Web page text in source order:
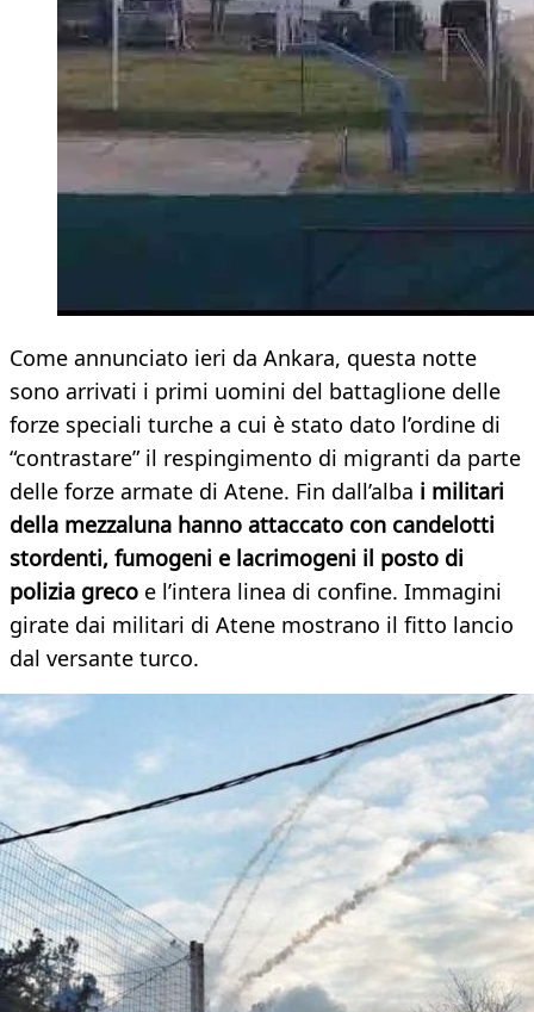
Come annunciato ieri da Ankara, questa notte
sono arrivati i primi uomini del battaglione delle
forze speciali turche a cui è stato dato l’ordine di
“contrastare” il respingimento di migranti da parte
delle forze armate di Atene. Fin dall’alba i militari
della mezzaluna hanno attaccato con candelotti
stordenti, fumogeni e lacrimogeni il posto di
polizia greco e l’intera linea di confine. Immagini
girate dai militari di Atene mostrano il fitto lancio
dal versante turco.